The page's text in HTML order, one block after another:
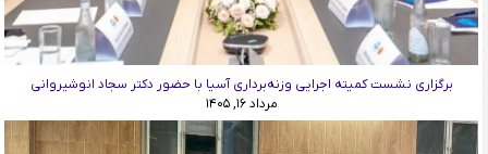
برگزاری نشست کمیته اجرایی وزنه‌برداری آسیا با حضور دکتر سجاد انوشیروانی
مرداد ۱۶, ۱۴۰۵